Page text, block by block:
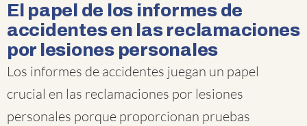
El papel de los informes de
accidentes en las reclamaciones
por lesiones personales
Los informes de accidentes juegan un papel
crucial en las reclamaciones por lesiones
personales porque proporcionan pruebas